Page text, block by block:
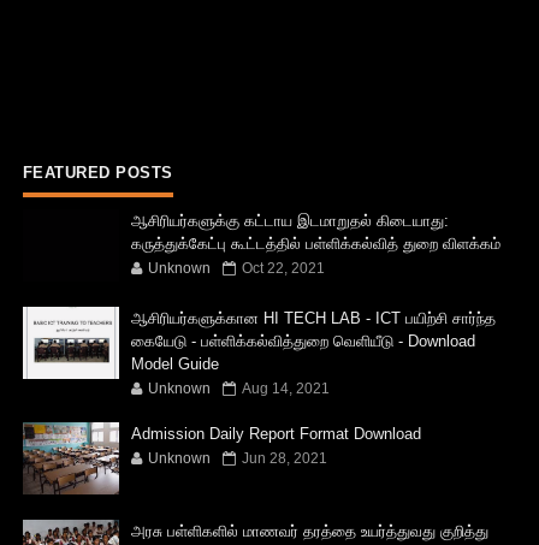
FEATURED POSTS
ஆசிரியர்களுக்கு கட்டாய இடமாறுதல் கிடையாது:
கருத்துக்கேட்பு கூட்டத்தில் பள்ளிக்கல்வித் துறை விளக்கம்
Unknown Oct 22, 2021
ஆசிரியர்களுக்கான HI TECH LAB - ICT பயிற்சி சார்ந்த
கையேடு - பள்ளிக்கல்வித்துறை வெளியீடு - Download
Model Guide
Unknown Aug 14, 2021
Admission Daily Report Format Download
Unknown Jun 28, 2021
அரசு பள்ளிகளில் மாணவர் தரத்தை உயர்த்துவது குறித்து